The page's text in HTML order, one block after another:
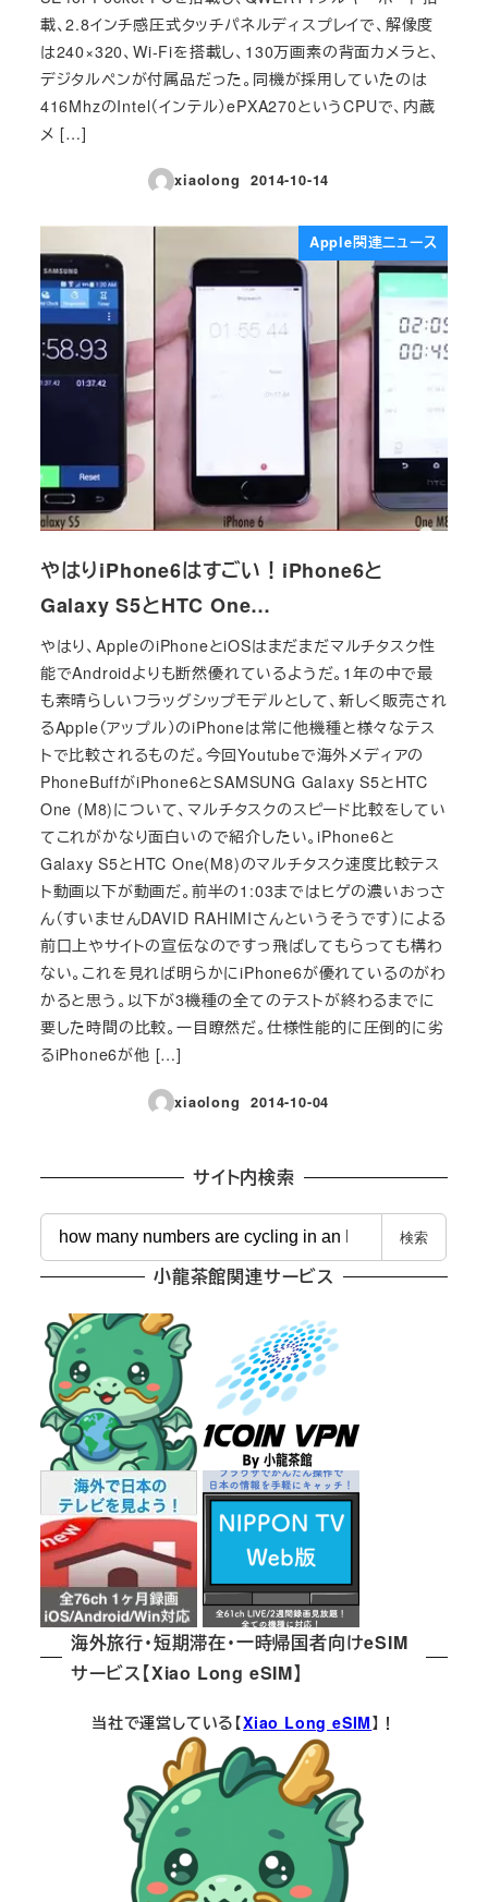
載、2.8インチ感圧式タッチパネルディスプレイで、解像度
は240×320、Wi-Fiを搭載し、130万画素の背面カメラと、
デジタルペンが付属品だった。同機が採用していたのは
416MhzのIntel（インテル）ePXA270というCPUで、内蔵
メ […]
xiaolong
投稿日
2014-10-14
Apple関連ニュース
やはりiPhone6はすごい！iPhone6と
Galaxy S5とHTC One…
やはり、AppleのiPhoneとiOSはまだまだマルチタスク性
能でAndroidよりも断然優れているようだ。1年の中で最
も素晴らしいフラッグシップモデルとして、新しく販売され
るApple（アップル）のiPhoneは常に他機種と様々なテス
トで比較されるものだ。今回Youtubeで海外メディアの
PhoneBuffがiPhone6とSAMSUNG Galaxy S5とHTC
One (M8)について、マルチタスクのスピード比較をしてい
てこれがかなり面白いので紹介したい。iPhone6と
Galaxy S5とHTC One(M8)のマルチタスク速度比較テス
ト動画以下が動画だ。前半の1:03まではヒゲの濃いおっさ
ん（すいませんDAVID RAHIMIさんというそうです）による
前口上やサイトの宣伝なのですっ飛ばしてもらっても構わ
ない。これを見れば明らかにiPhone6が優れているのがわ
かると思う。以下が3機種の全てのテストが終わるまでに
要した時間の比較。一目瞭然だ。仕様性能的に圧倒的に劣
るiPhone6が他 […]
xiaolong
投稿日
2014-10-04
サイト内検索
索
検索
小龍茶館関連サービス
海外旅行・短期滞在・一時帰国者向けeSIM
サービス【Xiao Long eSIM】
当社で運営している【Xiao Long eSIM】！